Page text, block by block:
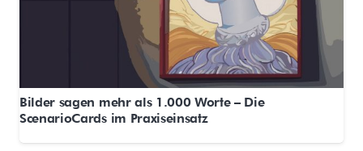
Bilder sagen mehr als 1.000 Worte – Die
ScenarioCards im Praxiseinsatz